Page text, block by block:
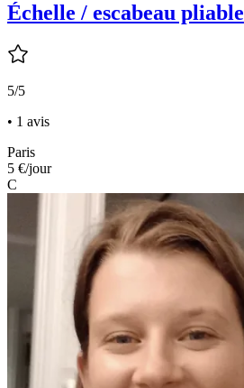
Échelle / escabeau pliable
5/5
• 1 avis
Paris
5 €/jour
C